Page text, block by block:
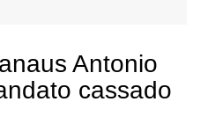
Antonio
cassado